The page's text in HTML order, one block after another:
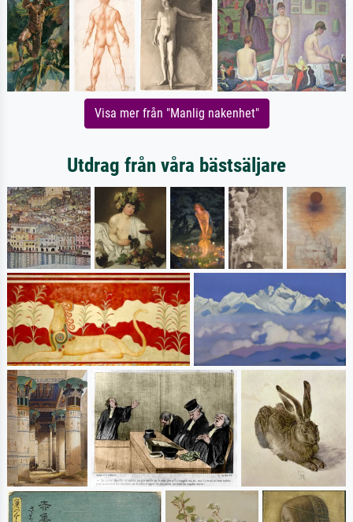
Visa mer från "Manlig nakenhet"
Utdrag från våra bästsäljare